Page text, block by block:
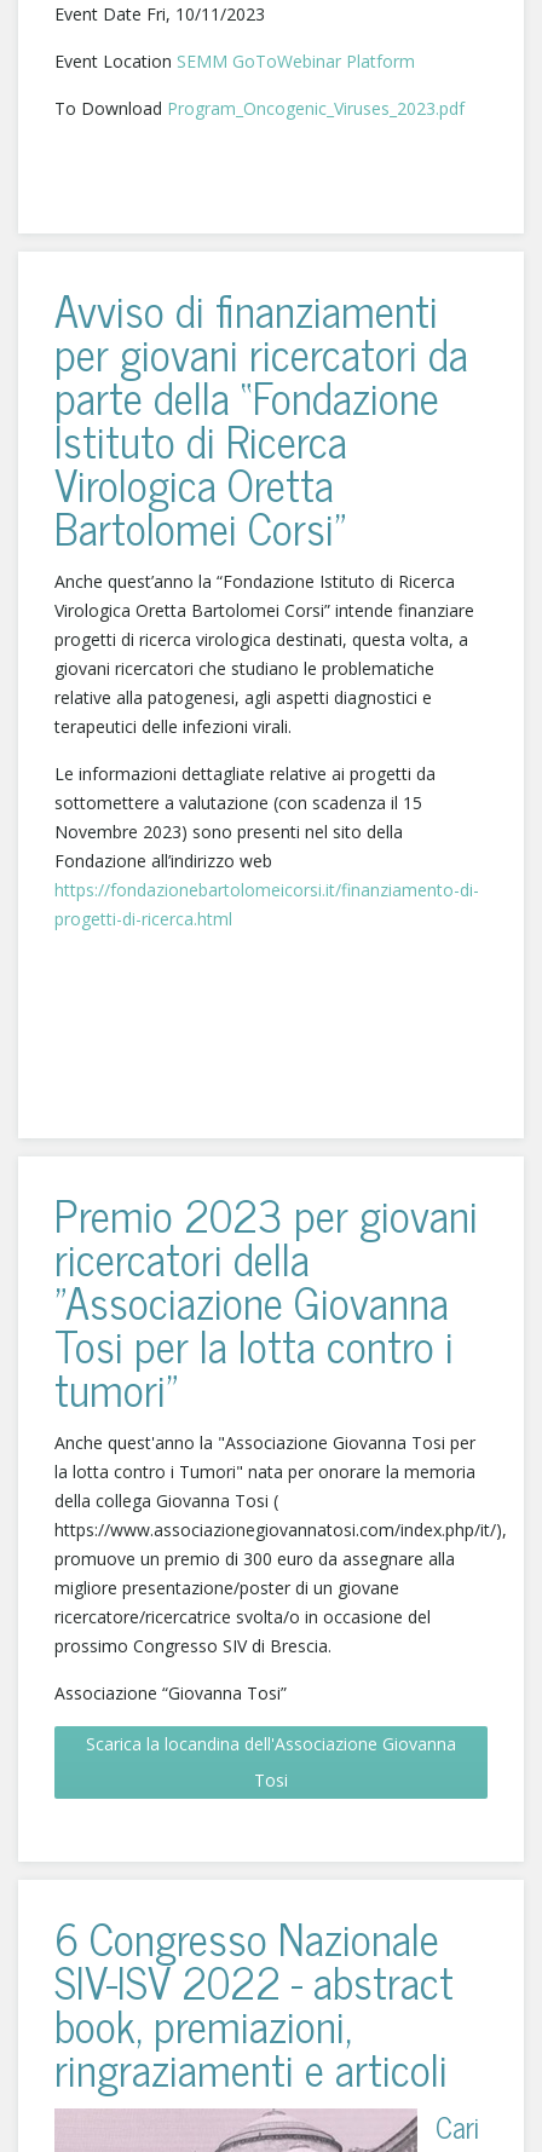
Event Date Fri, 10/11/2023
Event Location SEMM GoToWebinar Platform
To Download Program_Oncogenic_Viruses_2023.pdf
Avviso di finanziamenti
per giovani ricercatori da
parte della “Fondazione
Istituto di Ricerca
Virologica Oretta
Bartolomei Corsi”
Anche quest’anno la “Fondazione Istituto di Ricerca
Virologica Oretta Bartolomei Corsi” intende finanziare
progetti di ricerca virologica destinati, questa volta, a
giovani ricercatori che studiano le problematiche
relative alla patogenesi, agli aspetti diagnostici e
terapeutici delle infezioni virali.
Le informazioni dettagliate relative ai progetti da
sottomettere a valutazione (con scadenza il 15
Novembre 2023) sono presenti nel sito della
Fondazione all’indirizzo web
https://fondazionebartolomeicorsi.it/finanziamento-di-
progetti-di-ricerca.html
Premio 2023 per giovani
ricercatori della
"Associazione Giovanna
Tosi per la lotta contro i
tumori"
Anche quest'anno la "Associazione Giovanna Tosi per
la lotta contro i Tumori" nata per onorare la memoria
della collega Giovanna Tosi (
https://www.associazionegiovannatosi.com/index.php/it/),
promuove un premio di 300 euro da assegnare alla
migliore presentazione/poster di un giovane
ricercatore/ricercatrice svolta/o in occasione del
prossimo Congresso SIV di Brescia.
Associazione “Giovanna Tosi”
Scarica la locandina dell'Associazione Giovanna
Tosi
6 Congresso Nazionale
SIV-ISV 2022 - abstract
book, premiazioni,
ringraziamenti e articoli
Cari